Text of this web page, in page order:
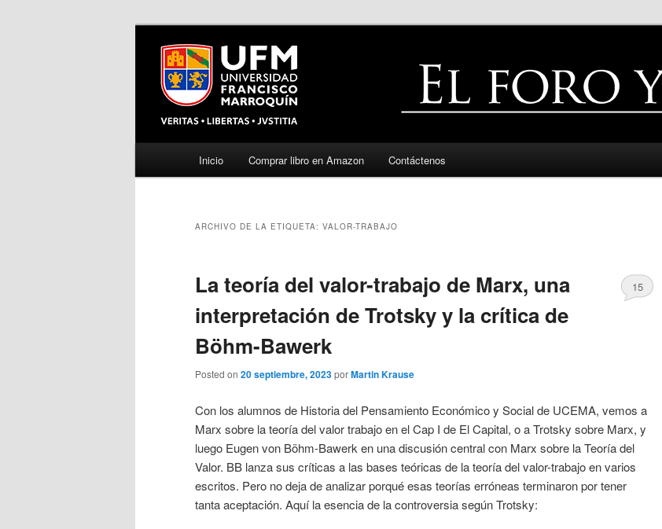
Ir
principal
Ir
secundario
Inicio Comprar libro en Amazon Contáctenos
ARCHIVO DE LA ETIQUETA: VALOR-TRABAJO
La teoría del valor-trabajo de Marx, una
interpretación de Trotsky y la crítica de
Böhm-Bawerk
Posted on 20 septiembre, 2023porMartin Krause
15
Con los alumnos de Historia del Pensamiento Económico y Social de UCEMA, vemos a
Marx sobre la teoría del valor trabajo en el Cap I de El Capital, o a Trotsky sobre Marx, y
luego Eugen von Böhm-Bawerk en una discusión central con Marx sobre la Teoría del
Valor. BB lanza sus críticas a las bases teóricas de la teoría del valor-trabajo en varios
escritos. Pero no deja de analizar porqué esas teorías erróneas terminaron por tener
tanta aceptación. Aquí la esencia de la controversia según Trotsky: